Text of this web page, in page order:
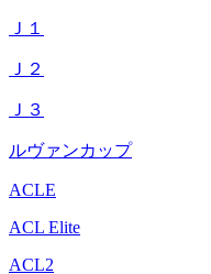
Ｊ１
Ｊ２
Ｊ３
ルヴァンカップ
ACLE
ACL Elite
ACL2